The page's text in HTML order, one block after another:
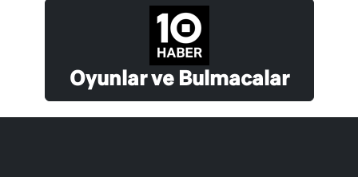
Oyunlar ve Bulmacalar